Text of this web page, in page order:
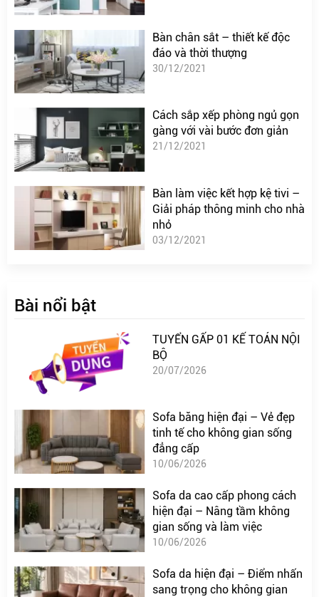
Bàn chân sắt – thiết kế độc
đáo và thời thượng
30/12/2021
Cách sắp xếp phòng ngủ gọn
gàng với vài bước đơn giản
21/12/2021
Bàn làm việc kết hợp kệ tivi –
Giải pháp thông minh cho nhà
nhỏ
03/12/2021
Bài nổi bật
TUYỂN GẤP 01 KẾ TOÁN NỘI
BỘ
20/07/2026
Sofa băng hiện đại – Vẻ đẹp
tinh tế cho không gian sống
đẳng cấp
10/06/2026
Sofa da cao cấp phong cách
hiện đại – Nâng tầm không
gian sống và làm việc
10/06/2026
Sofa da hiện đại – Điểm nhấn
sang trọng cho không gian